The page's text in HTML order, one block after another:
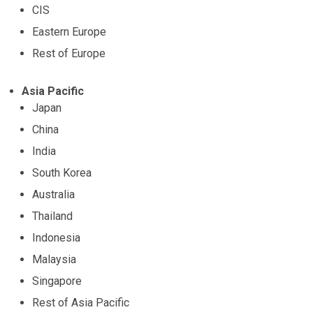
CIS
Eastern Europe
Rest of Europe
Asia Pacific
Japan
China
India
South Korea
Australia
Thailand
Indonesia
Malaysia
Singapore
Rest of Asia Pacific